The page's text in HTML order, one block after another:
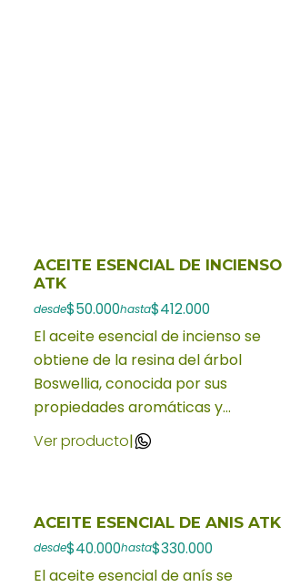
ACEITE ESENCIAL DE INCIENSO
ATK
desde$50.000hasta$412.000
El aceite esencial de incienso se
obtiene de la resina del árbol
Boswellia, conocida por sus
propiedades aromáticas y...
Ver producto|
ACEITE ESENCIAL DE ANIS ATK
desde$40.000hasta$330.000
El aceite esencial de anís se